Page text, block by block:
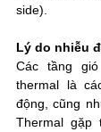
side).
Lý do nhiễu
Các tầng
thermal là
động, cũng
Thermal gặp